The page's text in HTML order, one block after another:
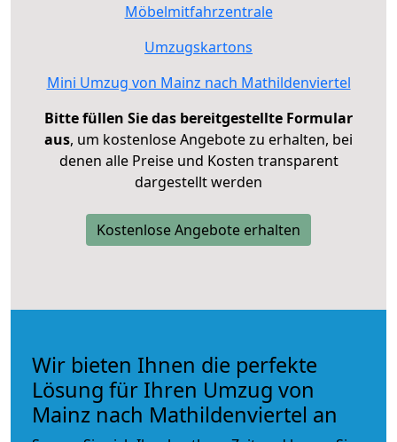
Möbelmitfahrzentrale
Umzugskartons
Mini Umzug von Mainz nach Mathildenviertel
Bitte füllen Sie das bereitgestellte Formular
aus, um kostenlose Angebote zu erhalten, bei
denen alle Preise und Kosten transparent
dargestellt werden
Kostenlose Angebote erhalten
Wir bieten Ihnen die perfekte
Lösung für Ihren Umzug von
Mainz nach Mathildenviertel an